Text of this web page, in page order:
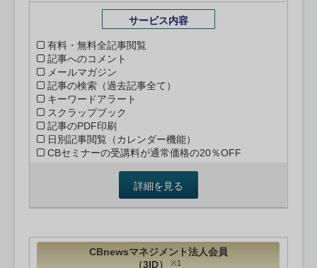
サービス内容
有料・無料全記事閲覧
記事へのコメント
メールマガジン
記事の検索（過去記事全て）
キーワードアラート
スクラップブック
記事のPDF印刷
日別記事閲覧（カレンダー機能）
CBセミナーの受講料が通常価格の20％OFF
詳細を見る
CBnewsマネジメント法人会員
（3ID）
※1